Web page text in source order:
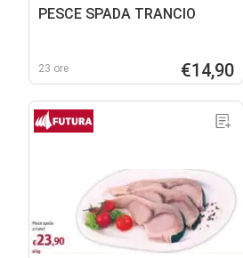
PESCE SPADA TRANCIO
23 ore €14,90